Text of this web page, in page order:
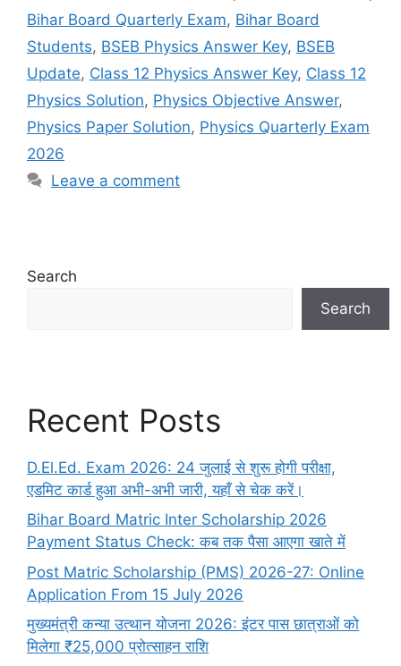
Bihar Board Quarterly Exam, Bihar Board
Students, BSEB Physics Answer Key, BSEB
Update, Class 12 Physics Answer Key, Class 12
Physics Solution, Physics Objective Answer,
Physics Paper Solution, Physics Quarterly Exam
2026
Leave a comment
Search
Search
Recent Posts
D.El.Ed. Exam 2026: 24 जुलाई से शुरू होगी परीक्षा,
एडमिट कार्ड हुआ अभी-अभी जारी, यहाँ से चेक करें।
Bihar Board Matric Inter Scholarship 2026
Payment Status Check: कब तक पैसा आएगा खाते में
Post Matric Scholarship (PMS) 2026-27: Online
Application From 15 July 2026
मुख्यमंत्री कन्या उत्थान योजना 2026: इंटर पास छात्राओं को
मिलेगा ₹25,000 प्रोत्साहन राशि